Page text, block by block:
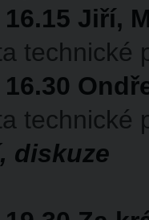
16.15 Jiří,
technické
16.30
technické
diskuze